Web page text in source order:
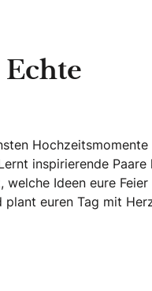
Echte
Hochzeitsmomente
inspirierende Paare
Ideen eure Feier
euren Tag mit